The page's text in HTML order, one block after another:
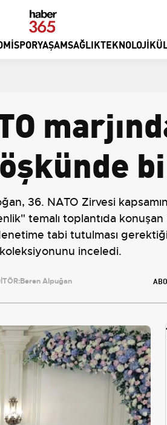
SPORYAŞAMSAĞLIKTEKNOLOJI
36. NATO Zirvesi
temalı toplantıda
tabi tutulması
inceledi.
Beren Alpuğan